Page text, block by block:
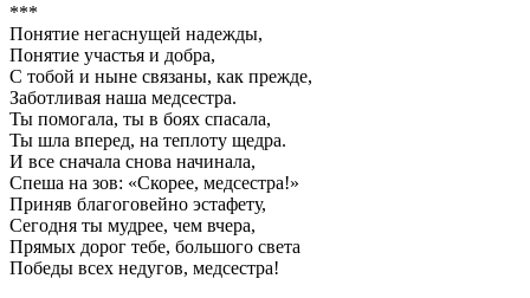
***
Понятие негаснущей надежды,
Понятие участья и добра,
С тобой и ныне связаны, как прежде,
Заботливая наша медсестра.
Ты помогала, ты в боях спасала,
Ты шла вперед, на теплоту щедра.
И все сначала снова начинала,
Спеша на зов: «Скорее, медсестра!»
Приняв благоговейно эстафету,
Сегодня ты мудрее, чем вчера,
Прямых дорог тебе, большого света
Победы всех недугов, медсестра!